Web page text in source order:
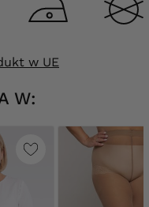
w UE
W: